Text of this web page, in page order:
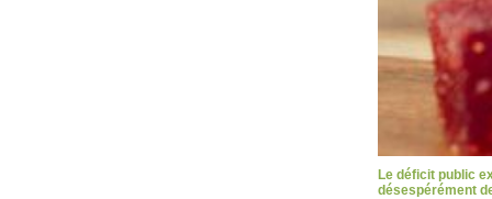
Le déficit public
désespérément